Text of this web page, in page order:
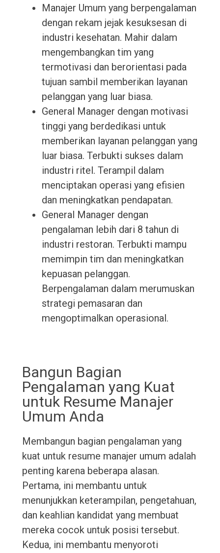
Manajer Umum yang berpengalaman
dengan rekam jejak kesuksesan di
industri kesehatan. Mahir dalam
mengembangkan tim yang
termotivasi dan berorientasi pada
tujuan sambil memberikan layanan
pelanggan yang luar biasa.
General Manager dengan motivasi
tinggi yang berdedikasi untuk
memberikan layanan pelanggan yang
luar biasa. Terbukti sukses dalam
industri ritel. Terampil dalam
menciptakan operasi yang efisien
dan meningkatkan pendapatan.
General Manager dengan
pengalaman lebih dari 8 tahun di
industri restoran. Terbukti mampu
memimpin tim dan meningkatkan
kepuasan pelanggan.
Berpengalaman dalam merumuskan
strategi pemasaran dan
mengoptimalkan operasional.
Bangun Bagian
Pengalaman yang Kuat
untuk Resume Manajer
Umum Anda
Membangun bagian pengalaman yang
kuat untuk resume manajer umum adalah
penting karena beberapa alasan.
Pertama, ini membantu untuk
menunjukkan keterampilan, pengetahuan,
dan keahlian kandidat yang membuat
mereka cocok untuk posisi tersebut.
Kedua, ini membantu menyoroti